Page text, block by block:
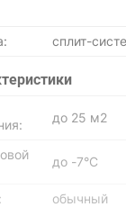
сплит-
до 25 м2
до -7°C
обычный